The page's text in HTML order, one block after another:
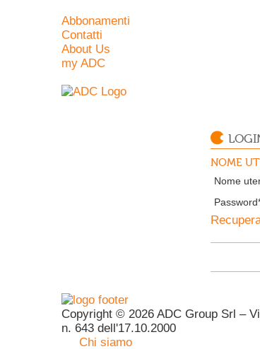
Abbonamenti
Contatti
About Us
my ADC
NOME
Nome
Copyright © 2026 ADC Group Srl –
n. 643 dell'17.10.2000
Chi siamo